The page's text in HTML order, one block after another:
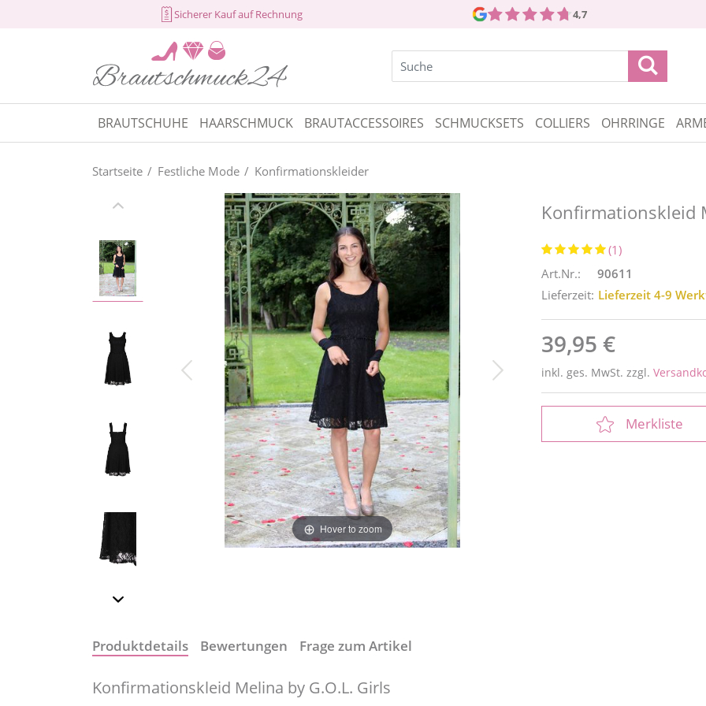
Sicherer Kauf auf Rechnung 4,7
BRAUTSCHUHE HAARSCHMUCK BRAUTACCESSOIRES SCHMUCKSETS COLLIERS OHRRINGE
Startseite Festliche Mode Konfirmationskleider
Hover to zoom
Konfirmationskleid
(1)
Art.Nr.:
90611
Lieferzeit: Lieferzeit 4-9
39,95 €
inkl. ges. MwSt. zzgl.
Merkliste
Produktdetails Bewertungen Frage zum Artikel
Konfirmationskleid Melina by G.O.L. Girls